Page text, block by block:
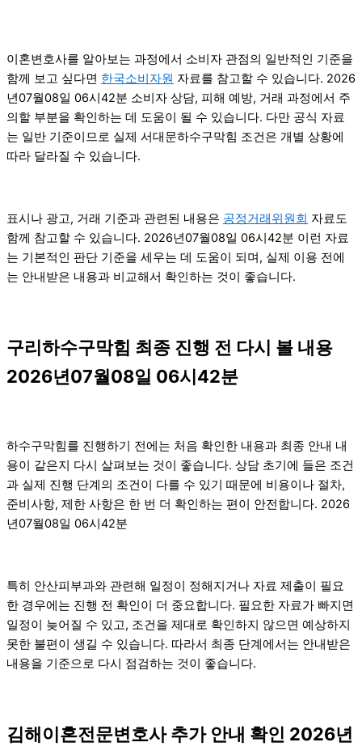
이혼변호사를 알아보는 과정에서 소비자 관점의 일반적인 기준을
함께 보고 싶다면 한국소비자원 자료를 참고할 수 있습니다. 2026
년07월08일 06시42분 소비자 상담, 피해 예방, 거래 과정에서 주
의할 부분을 확인하는 데 도움이 될 수 있습니다. 다만 공식 자료
는 일반 기준이므로 실제 서대문하수구막힘 조건은 개별 상황에
따라 달라질 수 있습니다.
표시나 광고, 거래 기준과 관련된 내용은 공정거래위원회 자료도
함께 참고할 수 있습니다. 2026년07월08일 06시42분 이런 자료
는 기본적인 판단 기준을 세우는 데 도움이 되며, 실제 이용 전에
는 안내받은 내용과 비교해서 확인하는 것이 좋습니다.
구리하수구막힘 최종 진행 전 다시 볼 내용
2026년07월08일 06시42분
하수구막힘를 진행하기 전에는 처음 확인한 내용과 최종 안내 내
용이 같은지 다시 살펴보는 것이 좋습니다. 상담 초기에 들은 조건
과 실제 진행 단계의 조건이 다를 수 있기 때문에 비용이나 절차,
준비사항, 제한 사항은 한 번 더 확인하는 편이 안전합니다. 2026
년07월08일 06시42분
특히 안산피부과와 관련해 일정이 정해지거나 자료 제출이 필요
한 경우에는 진행 전 확인이 더 중요합니다. 필요한 자료가 빠지면
일정이 늦어질 수 있고, 조건을 제대로 확인하지 않으면 예상하지
못한 불편이 생길 수 있습니다. 따라서 최종 단계에서는 안내받은
내용을 기준으로 다시 점검하는 것이 좋습니다.
김해이혼전문변호사 추가 안내 확인 2026년